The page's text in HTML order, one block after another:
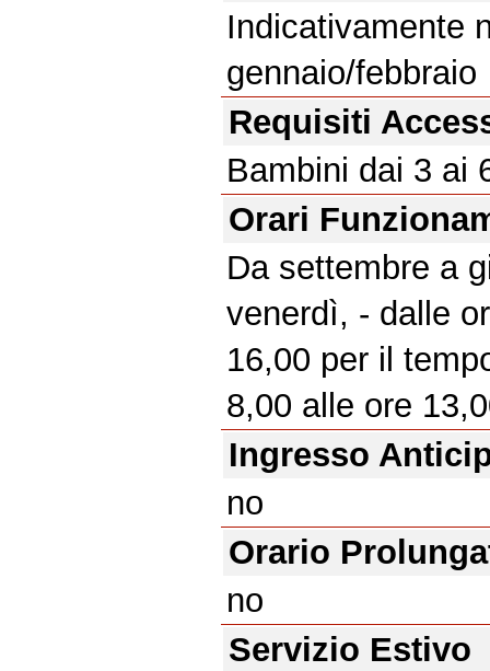
Indicativamente
gennaio/febbraio
Requisiti
Bambini dai 3 ai
Orari
Da settembre a
venerdì, - dalle
16,00 per il
8,00 alle ore
Ingresso
no
Orario
no
Servizio Estivo